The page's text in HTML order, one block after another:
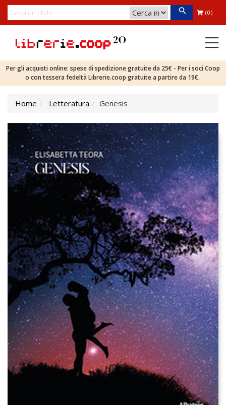
(0)
Per gli acquisti online: spese di spedizione gratuite da 25€ - Per i soci Coop
o con tessera fedeltà Librerie.coop gratuite a partire da 19€.
Home Letteratura Genesis